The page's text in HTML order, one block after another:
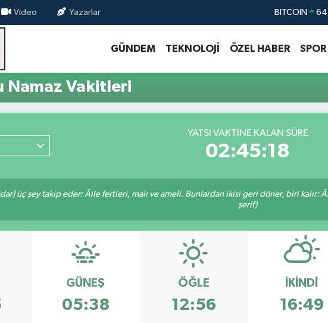
Video Yazarlar BITCOIN
GÜNDEM TEKNOLOJİ ÖZEL HABER SPOR
Namaz Vakitleri
YATSI VAKTINE KALAN SÜRE
02:45:18
üç şey takip eder: Âile fertleri, malı ve ameli. Bunlardan ikisi geri döner, biri kalır:
şerif)
GÜNEŞ
05:38
ÖĞLE
12:56
İKINDI
16:49
Fikstür